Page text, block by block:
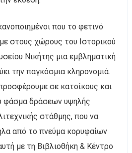
που το φετινό
στους χώρους του Ιστορικού
Νικήτης μια εμβληματική
την παγκόσμια κληρονομιά.
σε κατοίκους και
φάσμα δράσεων υψηλής
στάθμης, που να
από το πνεύμα κορυφαίων
με τη Βιβλιοθήκη & Κέντρο